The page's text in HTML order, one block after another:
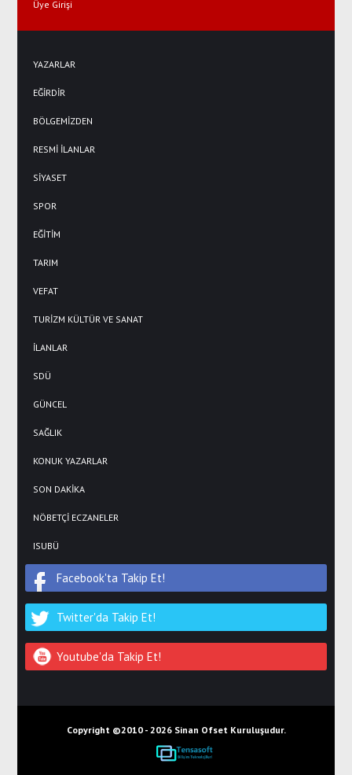
Üye Girişi
YAZARLAR
EĞİRDİR
BÖLGEMİZDEN
RESMİ İLANLAR
SİYASET
SPOR
EĞİTİM
TARIM
VEFAT
TURİZM KÜLTÜR VE SANAT
İLANLAR
SDÜ
GÜNCEL
SAĞLIK
KONUK YAZARLAR
SON DAKİKA
NÖBETÇİ ECZANELER
ISUBÜ
Facebook'ta Takip Et!
Twitter'da Takip Et!
Youtube'da Takip Et!
Copyright ©2010 - 2026 Sinan Ofset Kuruluşudur.